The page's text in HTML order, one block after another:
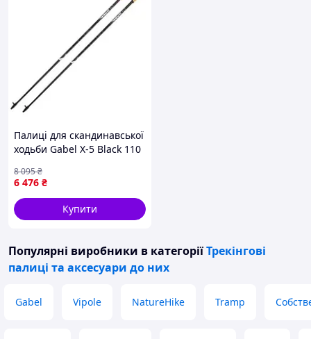
Палиці для скандинавської
ходьби Gabel X-5 Black 110
6 476 ₴
8 095₴
Купити
Популярні виробники в категоріїТрекінгові
палиці та аксесуари до них
Gabel Vipole NatureHike Tramp